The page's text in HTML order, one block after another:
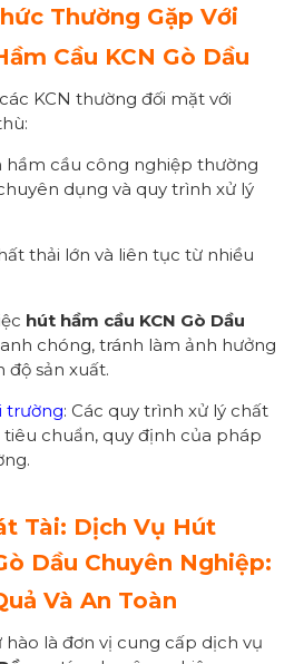
Thường Gặp Với
Cầu KCN Gò Dầu
KCN thường đối mặt với
hầm cầu công nghiệp thường
dụng và quy trình xử lý
thải lớn và liên tục từ nhiều
hút hầm cầu KCN Gò Dầu
chóng, tránh làm ảnh hưởng
độ sản xuất.
trường: Các quy trình xử lý chất
chuẩn, quy định của pháp
Tài: Dịch Vụ Hút
Dầu Chuyên Nghiệp:
Và An Toàn
hào là đơn vị cung cấp dịch vụ